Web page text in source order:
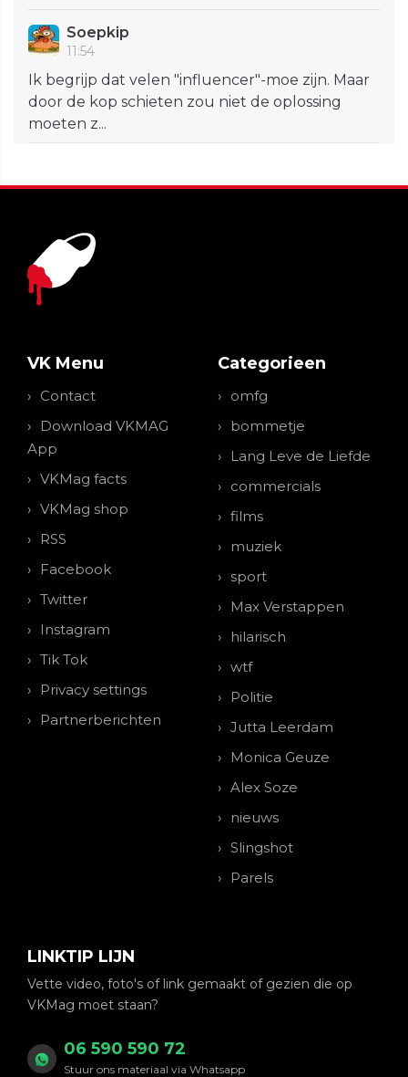
Soepkip
11:54
Ik begrijp dat velen "influencer"-moe zijn. Maar
door de kop schieten zou niet de oplossing
moeten z...
VK Menu
Contact
Download VKMAG
App
VKMag facts
VKMag shop
RSS
Facebook
Twitter
Instagram
Tik Tok
Privacy settings
Partnerberichten
Categorieen
omfg
bommetje
Lang Leve de Liefde
commercials
films
muziek
sport
Max Verstappen
hilarisch
wtf
Politie
Jutta Leerdam
Monica Geuze
Alex Soze
nieuws
Slingshot
Parels
LINKTIP LIJN
Vette video, foto's of link gemaakt of gezien die op
VKMag moet staan?
06 590 590 72
Stuur ons materiaal via Whatsapp